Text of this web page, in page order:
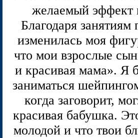
желаемый эффект
Благодаря
изменилась моя
что мои взрослые
и красивая мама». Я
заниматься
когда заговорит,
красивая бабушка.
молодой и что твои